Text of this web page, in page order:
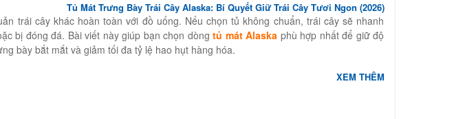
Tủ Mát Trưng Bày Trái Cây Alaska: Bí Quyết Giữ Trái Cây Tươi Ngon (2026)
trái cây khác hoàn toàn với đồ uống. Nếu chọn tủ không chuẩn, trái cây sẽ nhanh
bị đóng đá. Bài viết này giúp bạn chọn dòngtủ mát Alaska phù hợp nhất để giữ độ
bày bắt mắt và giảm tối đa tỷ lệ hao hụt hàng hóa.
XEM THÊM